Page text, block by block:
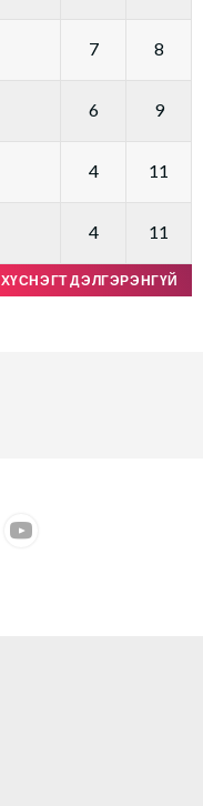
7 8
6 9
4 11
4 11
ХҮСНЭГТ ДЭЛГЭРЭНГҮЙ